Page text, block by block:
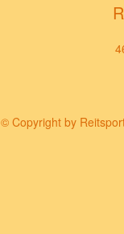
© Copyright by